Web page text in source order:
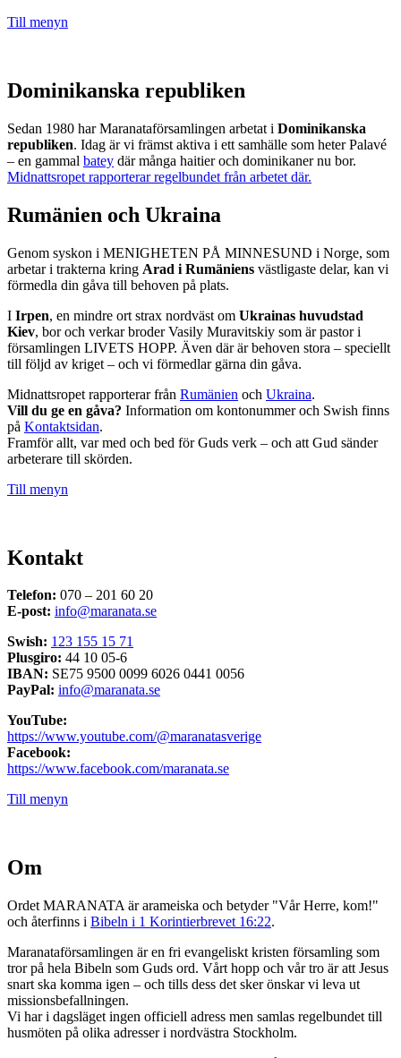
Till menyn
Dominikanska republiken
Sedan 1980 har Maranataförsamlingen arbetat i Dominikanska
republiken. Idag är vi främst aktiva i ett samhälle som heter Palavé
– en gammal batey där många haitier och dominikaner nu bor.
Midnattsropet rapporterar regelbundet från arbetet där.
Rumänien och Ukraina
Genom syskon i MENIGHETEN PÅ MINNESUND i Norge, som
arbetar i trakterna kring Arad i Rumäniens västligaste delar, kan vi
förmedla din gåva till behoven på plats.
I Irpen, en mindre ort strax nordväst om Ukrainas huvudstad
Kiev, bor och verkar broder Vasily Muravitskiy som är pastor i
församlingen LIVETS HOPP. Även där är behoven stora – speciellt
till följd av kriget – och vi förmedlar gärna din gåva.
Midnattsropet rapporterar från Rumänien och Ukraina.
Vill du ge en gåva? Information om kontonummer och Swish finns
på Kontaktsidan.
Framför allt, var med och bed för Guds verk – och att Gud sänder
arbeterare till skörden.
Till menyn
Kontakt
Telefon: 070 – 201 60 20
E-post: info@maranata.se
Swish: 123 155 15 71
Plusgiro: 44 10 05-6
IBAN: SE75 9500 0099 6026 0441 0056
PayPal: info@maranata.se
YouTube:
https://www.youtube.com/@maranatasverige
Facebook:
https://www.facebook.com/maranata.se
Till menyn
Om
Ordet MARANATA är arameiska och betyder "Vår Herre, kom!"
och återfinns i Bibeln i 1 Korintierbrevet 16:22.
Maranataförsamlingen är en fri evangeliskt kristen församling som
tror på hela Bibeln som Guds ord. Vårt hopp och vår tro är att Jesus
snart ska komma igen – och tills dess det sker önskar vi leva ut
missionsbefallningen.
Vi har i dagsläget ingen officiell adress men samlas regelbundet till
husmöten på olika adresser i nordvästra Stockholm.